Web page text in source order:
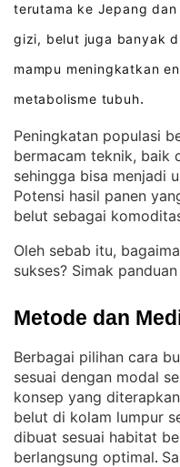
terutama ke Jepang dan
gizi, belut juga banyak
mampu meningkatkan
metabolisme tubuh.
Peningkatan populasi
bermacam teknik, baik
sehingga bisa menjadi
Potensi hasil panen
belut sebagai
Oleh sebab itu,
sukses? Simak
Metode dan
Berbagai pilihan cara
sesuai dengan modal
konsep yang
belut di kolam lumpur
dibuat sesuai habitat
berlangsung optimal.